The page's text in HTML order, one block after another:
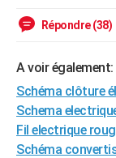
BONS PLANS
CARTE DE VOEUX
Carte de Noël
Carte Bonne année
Carte Saint-Valentin
Carte Pâques
Carte d'anniversaire
DICTIONNAIRE
Répondre (38)
A voir également:
Schéma clôture
Schema
Fil electrique
Schéma